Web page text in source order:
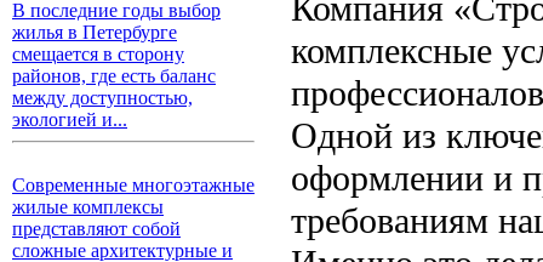
В последние годы выбор
жилья в Петербурге
смещается в сторону
районов, где есть баланс
между доступностью,
экологией и...
Современные многоэтажные
жилые комплексы
представляют собой
сложные архитектурные и
Компания
комплексные
Одной из
оформлении и
требованиям